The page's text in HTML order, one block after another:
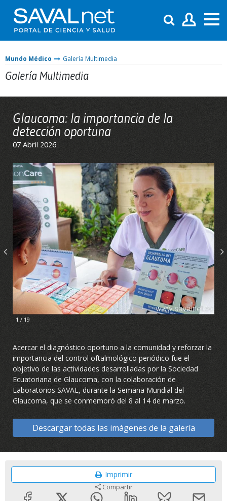
Mundo Médico Galería Multimedia
Galería Multimedia
Glaucoma: la importancia de la
detección oportuna
07 Abril 2026
1 / 19
Acercar el diagnóstico oportuno a la comunidad y reforzar la
importancia del control oftalmológico periódico fue el
objetivo de las actividades desarrolladas por la Sociedad
Ecuatoriana de Glaucoma, con la colaboración de
Laboratorios SAVAL, durante la Semana Mundial del
Glaucoma, que se conmemoró del 8 al 14 de marzo.
Descargar todas las imágenes de la galería
Imprimir
Compartir